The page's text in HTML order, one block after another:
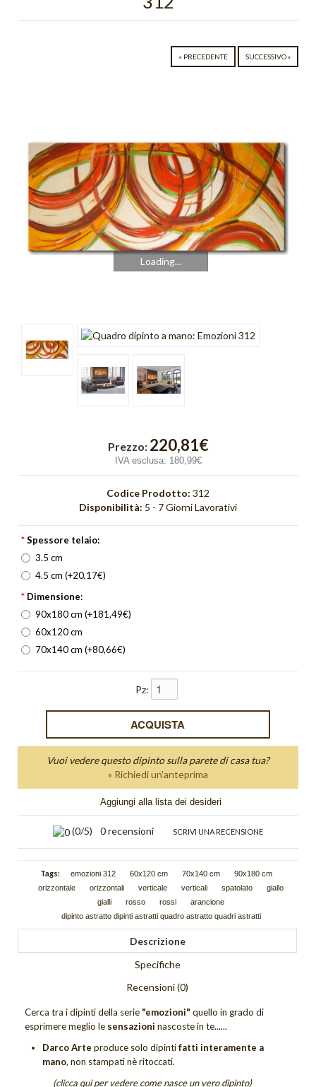
Cromo
Cubik
Emozioni
Finestre
Incroci
Quadri Bagliore
quadri moderni
Quadri Non solo parole
Tutti i quadri astratti
Quadri Composizioni Figurative
Quadri Glamour
Quadri la Dormiente
Quadri Sguardo
« PRECEDENTE SUCCESSIVO »
Loading...
Prezzo: 220,81€
IVA esclusa: 180,99€
Codice Prodotto: 312
Disponibilità: 5 - 7 Giorni Lavorativi
*Spessore telaio:
3.5 cm
4.5 cm (+20,17€)
* Dimensione:
90x180 cm (+181,49€)
60x120 cm
70x140 cm (+80,66€)
Pz:
Vuoi vedere questo dipinto sulla parete di casa tua?
» Richiedi un'anteprima
Aggiungi alla lista dei desideri
(0/5) 0 recensioni SCRIVI UNA RECENSIONE
Tags: emozioni 312 60x120 cm 70x140 cm
90x180 cm
orizzontale
orizzontali verticale verticali spatolato
giallo
gialli
rosso rossi
arancione
dipinto astratto dipinti astratti quadro astratto quadri astratti
Descrizione
Specifiche
Recensioni (0)
Cerca tra i dipinti della serie "emozioni" quello in grado di
esprimere meglio le sensazioni nascoste in te......
Darco Arte produce solo dipintifatti interamente a
mano, non stampati nè ritoccati.
(clicca qui per vedere come nasce un vero dipinto)